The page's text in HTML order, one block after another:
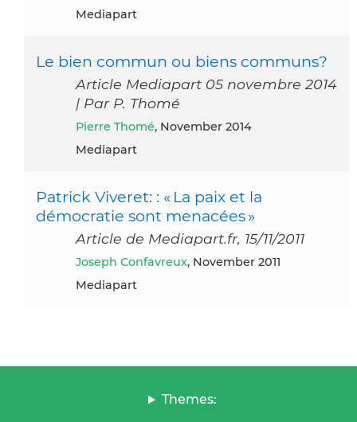
Mediapart
Le bien commun ou biens communs?
Article Mediapart 05 novembre 2014
| Par P. Thomé
Pierre Thomé, November 2014
Mediapart
Patrick Viveret: : « La paix et la
démocratie sont menacées »
Article de Mediapart.fr, 15/11/2011
Joseph Confavreux, November 2011
Mediapart
Themes: